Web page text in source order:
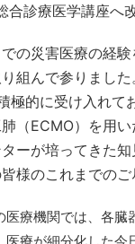
合診療医学講座へ
の災害医療の経
組んで参りまし
極的に受け入れ
（ECMO）を用
ーが培ってきた
様のこれまでのご
療機関では、各臓